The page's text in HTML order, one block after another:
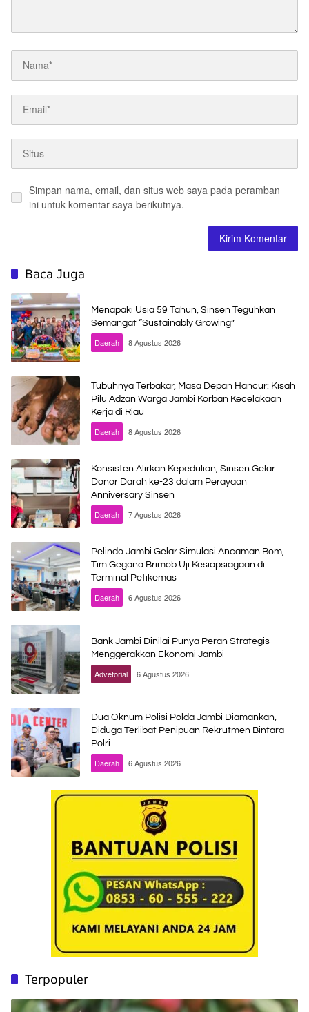
Simpan nama, email, dan situs web saya pada peramban
ini untuk komentar saya berikutnya.
Baca Juga
Menapaki Usia 59 Tahun, Sinsen Teguhkan
Semangat “Sustainably Growing”
Daerah 8 Agustus 2026
Tubuhnya Terbakar, Masa Depan Hancur: Kisah
Pilu Adzan Warga Jambi Korban Kecelakaan
Kerja di Riau
Daerah 8 Agustus 2026
Konsisten Alirkan Kepedulian, Sinsen Gelar
Donor Darah ke-23 dalam Perayaan
Anniversary Sinsen
Daerah 7 Agustus 2026
Pelindo Jambi Gelar Simulasi Ancaman Bom,
Tim Gegana Brimob Uji Kesiapsiagaan di
Terminal Petikemas
Daerah 6 Agustus 2026
Bank Jambi Dinilai Punya Peran Strategis
Menggerakkan Ekonomi Jambi
Advetorial 6 Agustus 2026
Dua Oknum Polisi Polda Jambi Diamankan,
Diduga Terlibat Penipuan Rekrutmen Bintara
Polri
Daerah 6 Agustus 2026
Terpopuler